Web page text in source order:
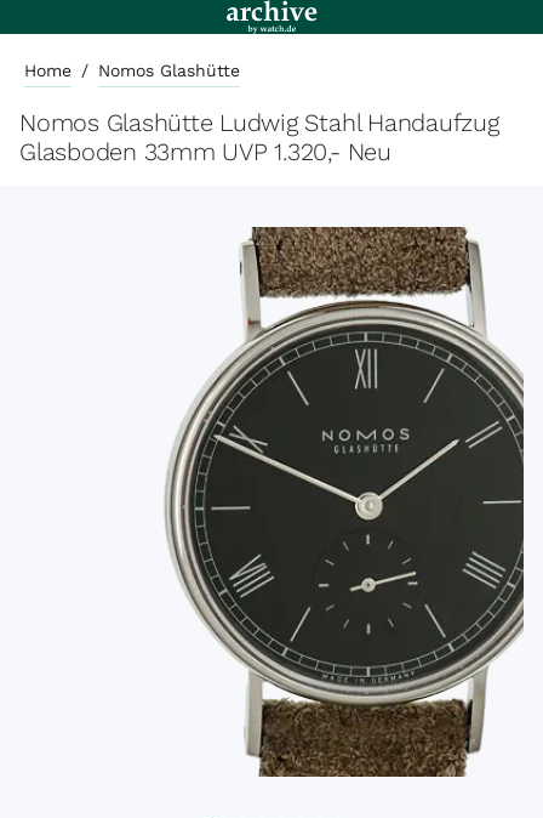
Home / Nomos Glashütte
Nomos Glashütte Ludwig Stahl Handaufzug
Glasboden 33mm UVP 1.320,- Neu